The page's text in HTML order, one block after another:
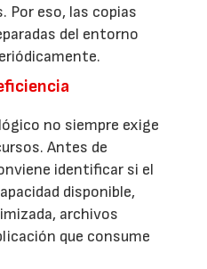
Por eso, las copias
del entorno
no siempre exige
Antes de
identificar si el
disponible,
archivos
que consume